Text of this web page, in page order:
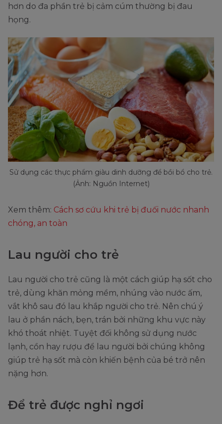
hơn do đa phần trẻ bị cảm cúm thường bị đau
họng.
Sử dụng các thực phẩm giàu dinh dưỡng để bồi bổ cho trẻ.
(Ảnh: Nguồn Internet)
Xem thêm: Cách sơ cứu khi trẻ bị đuối nước nhanh
chóng, an toàn
Lau người cho trẻ
Lau người cho trẻ cũng là một cách giúp hạ sốt cho
trẻ, dùng khăn mỏng mềm, nhúng vào nước ấm,
vắt khô sau đó lau khắp người cho trẻ. Nên chú ý
lau ở phần nách, bẹn, trán bởi những khu vực này
khó thoát nhiệt. Tuyệt đối không sử dụng nước
lạnh, cồn hay rượu để lau người bởi chúng không
giúp trẻ hạ sốt mà còn khiến bệnh của bé trở nên
nặng hơn.
Để trẻ được nghỉ ngơi